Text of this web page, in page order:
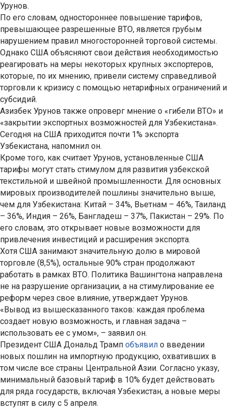
Урунов.
По его словам, одностороннее повышение тарифов,
превышающее разрешенные ВТО, является грубым
нарушением правил многосторонней торговой системы.
Однако США объясняют свои действия необходимостью
реагировать на меры некоторых крупных экспортеров,
которые, по их мнению, привели систему справедливой
торговли к кризису с помощью нетарифных ограничений и
субсидий.
Азизбек Урунов также опроверг мнение о «гибели ВТО» и
«закрытии экспортных возможностей для Узбекистана».
Сегодня на США приходится почти 1% экспорта
Узбекистана, напомнил он.
Кроме того, как считает Урунов, установленные США
тарифы могут стать стимулом для развития узбекской
текстильной и швейной промышленности. Для основных
мировых производителей пошлины значительно выше,
чем для Узбекистана: Китай – 34%, Вьетнам – 46%, Таиланд
– 36%, Индия – 26%, Бангладеш – 37%, Пакистан – 29%. По
его словам, это открывает новые возможности для
привлечения инвестиций и расширения экспорта.
Хотя США занимают значительную долю в мировой
торговле (8,5%), остальные 90% стран продолжают
работать в рамках ВТО. Политика Вашингтона направлена
не на разрушение организации, а на стимулирование ее
реформ через свое влияние, утверждает Урунов.
«Вывод из вышесказанного таков: каждая проблема
создает новую возможность, и главная задача –
использовать ее с умом», – заявил он.
Президент США Дональд Трамп объявил о введении
новых пошлин на импортную продукцию, охвативших в
том числе все страны Центральной Азии. Согласно указу,
минимальный базовый тариф в 10% будет действовать
для ряда государств, включая Узбекистан, а новые меры
вступят в силу с 5 апреля.